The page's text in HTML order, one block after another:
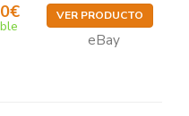
VER PRODUCTO
eBay